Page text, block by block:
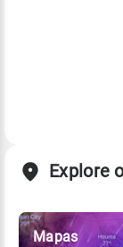
Explore
Mapas